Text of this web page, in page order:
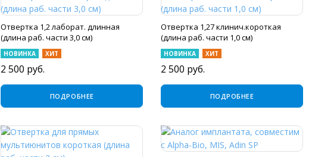
Отвертка 1,2 лаборат. длинная
(длина раб. части 3,0 см)
НОВИНКА ХИТ
2 500 руб.
ПОДРОБНЕЕ
Отвертка 1,27 клинич.короткая
(длина раб. части 1,0 см)
НОВИНКА ХИТ
2 500 руб.
ПОДРОБНЕЕ